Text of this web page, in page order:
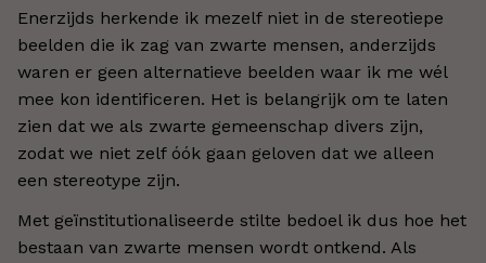
Enerzijds herkende ik mezelf niet in de stereotiepe
beelden die ik zag van zwarte mensen, anderzijds
waren er geen alternatieve beelden waar ik me wél
mee kon identificeren. Het is belangrijk om te laten
zien dat we als zwarte gemeenschap divers zijn,
zodat we niet zelf óók gaan geloven dat we alleen
een stereotype zijn.
Met geïnstitutionaliseerde stilte bedoel ik dus hoe het
bestaan van zwarte mensen wordt ontkend. Als